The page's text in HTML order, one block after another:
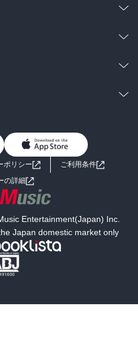
男子向けラノベ
小説
海外小説
SF
文学
お問い合わせ
ポリシー
ご利用条件
の詳細
Entertainment(Japan) Inc.
Japan domestic market only